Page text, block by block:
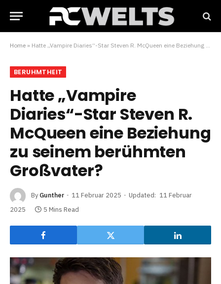
Home » Hatte „Vampire Diaries“-Star Steven R. McQueen eine Beziehung zu seinem berühmten Großvater?
BERUHMTHEIT
Hatte „Vampire
Diaries“-Star Steven R.
McQueen eine Beziehung
zu seinem berühmten
Großvater?
By Gunther 11 Februar 2025 Updated: 11 Februar
2025
5 Mins Read